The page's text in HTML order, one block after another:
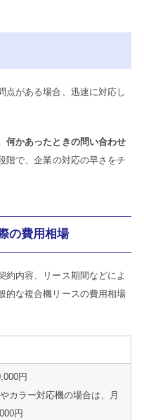
点がある場合、迅速に対応し
何かあったときの問い合わせ
階で、企業の対応の早さをチ
の費用相場
約内容、リース期間などによ
的な複合機リースの費用相場
円
カラー対応機の場合は、月
円